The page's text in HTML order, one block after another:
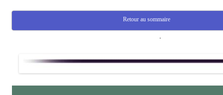
Retour au sommaire
.